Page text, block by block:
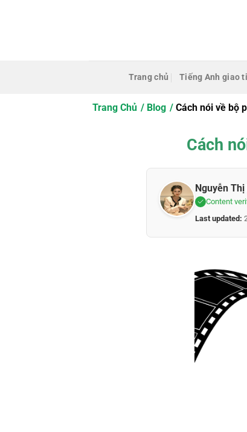
Trang chủ Tiếng Anh giao
Trang Chủ Blog Cách nói về bộ
Cách
Nguyễn
Content
Last updated: